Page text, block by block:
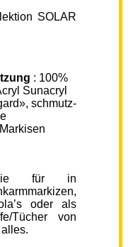
SOLAR
: 100%
Sunacryl
schmutz-
sie für in
oder als
Tücher von